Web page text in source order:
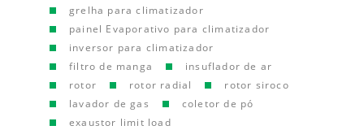
grelha para climatizador
painel Evaporativo para climatizador
inversor para climatizador
filtro de manga
insuflador de ar
rotor
rotor radial
rotor siroco
lavador de gas
coletor de pó
exaustor limit load